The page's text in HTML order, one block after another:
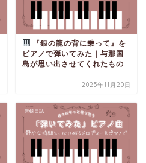
『銀の龍の背に乗って』を
ピアノで弾いてみた｜与那国
島が思い出させてくれたもの
2025年11月20日
音帆日誌